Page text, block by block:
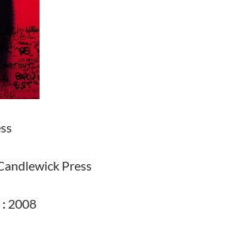
Press
2008